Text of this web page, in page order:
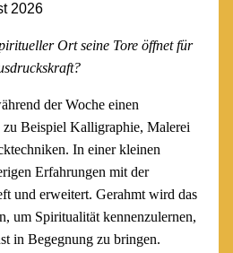
2026
Ort seine Tore öffnet für
der Woche einen
Beispiel Kalligraphie, Malerei
In einer kleinen
Erfahrungen mit der
und erweitert. Gerahmt wird das
um Spiritualität kennenzulernen,
in Begegnung zu bringen.